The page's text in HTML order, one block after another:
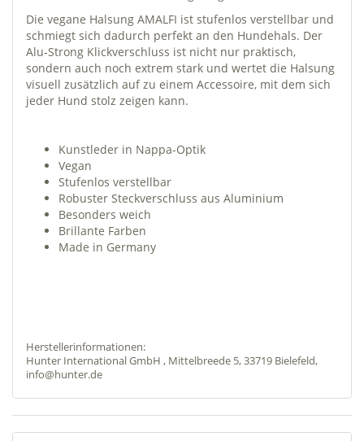
Die vegane Halsung AMALFI ist stufenlos verstellbar und
schmiegt sich dadurch perfekt an den Hundehals. Der
Alu-Strong Klickverschluss ist nicht nur praktisch,
sondern auch noch extrem stark und wertet die Halsung
visuell zusätzlich auf zu einem Accessoire, mit dem sich
jeder Hund stolz zeigen kann.
Kunstleder in Nappa-Optik
Vegan
Stufenlos verstellbar
Robuster Steckverschluss aus Aluminium
Besonders weich
Brillante Farben
Made in Germany
Herstellerinformationen:
Hunter International GmbH , Mittelbreede 5, 33719 Bielefeld,
info@hunter.de